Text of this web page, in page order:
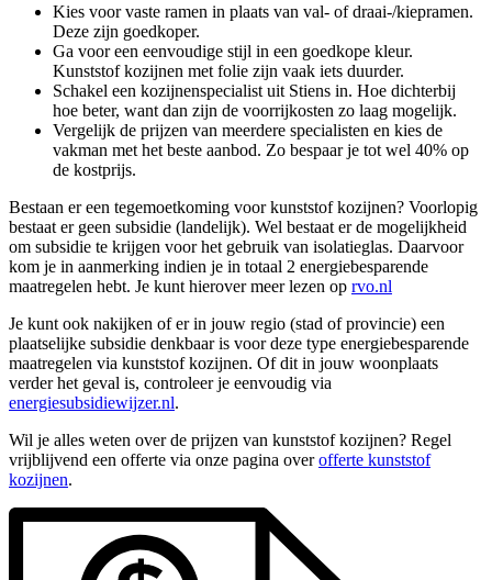
Kies voor vaste ramen in plaats van val- of draai-/kiepramen.
Deze zijn goedkoper.
Ga voor een eenvoudige stijl in een goedkope kleur.
Kunststof kozijnen met folie zijn vaak iets duurder.
Schakel een kozijnenspecialist uit Stiens in. Hoe dichterbij
hoe beter, want dan zijn de voorrijkosten zo laag mogelijk.
Vergelijk de prijzen van meerdere specialisten en kies de
vakman met het beste aanbod. Zo bespaar je tot wel 40% op
de kostprijs.
Bestaan er een tegemoetkoming voor kunststof kozijnen? Voorlopig
bestaat er geen subsidie (landelijk). Wel bestaat er de mogelijkheid
om subsidie te krijgen voor het gebruik van isolatieglas. Daarvoor
kom je in aanmerking indien je in totaal 2 energiebesparende
maatregelen hebt. Je kunt hierover meer lezen op rvo.nl
Je kunt ook nakijken of er in jouw regio (stad of provincie) een
plaatselijke subsidie denkbaar is voor deze type energiebesparende
maatregelen via kunststof kozijnen. Of dit in jouw woonplaats
verder het geval is, controleer je eenvoudig via
energiesubsidiewijzer.nl.
Wil je alles weten over de prijzen van kunststof kozijnen? Regel
vrijblijvend een offerte via onze pagina overofferte kunststof
kozijnen.